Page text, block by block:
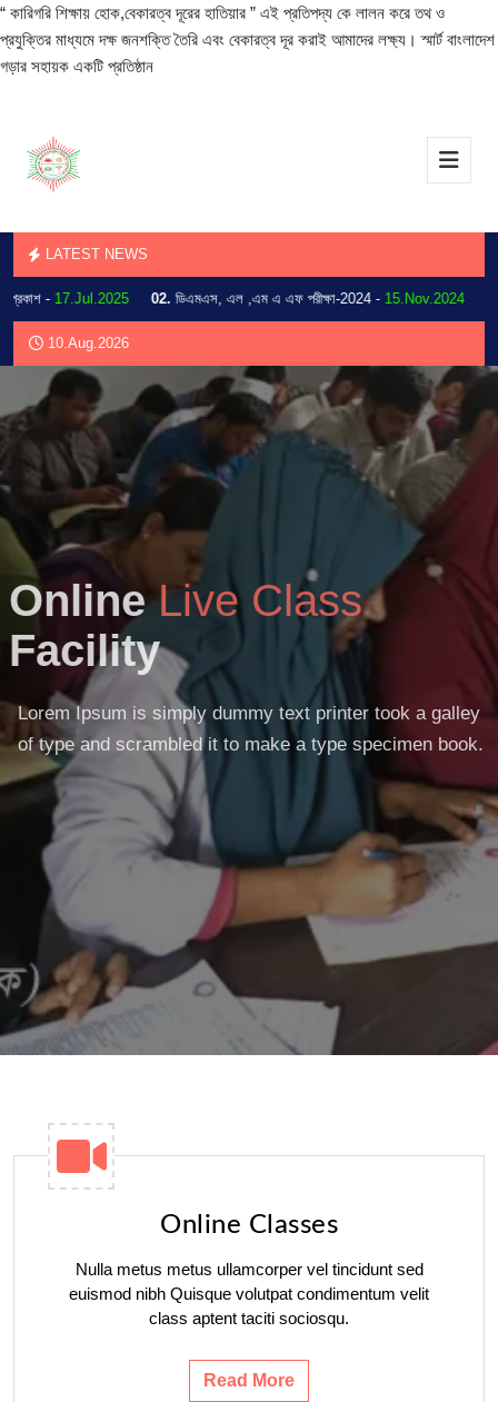
“ কারিগরি শিক্ষায় হোক,বেকারত্ব দূরের হাতিয়ার ” এই প্রতিপদ্য কে লালন করে তথ ও
প্রযুক্তির মাধ্যমে দক্ষ জনশক্তি তৈরি এবং বেকারত্ব দূর করাই আমাদের লক্ষ্য। স্মার্ট বাংলাদেশ
গড়ার সহায়ক একটি প্রতিষ্ঠান
LATEST NEWS
-17.Jul.2025 02. ডিএমএস, এল ,এম এ এফ পরীক্ষা-2024 -15.Nov.2024 03.
10.Aug.2026
OnlineLive Class
Facility
Lorem Ipsum is simply dummy text printer took a galley
of type and scrambled it to make a type specimen book.
READ MORE GET STARTED
Online Classes
Nulla metus metus ullamcorper vel tincidunt sed
euismod nibh Quisque volutpat condimentum velit
class aptent taciti sociosqu.
Read More